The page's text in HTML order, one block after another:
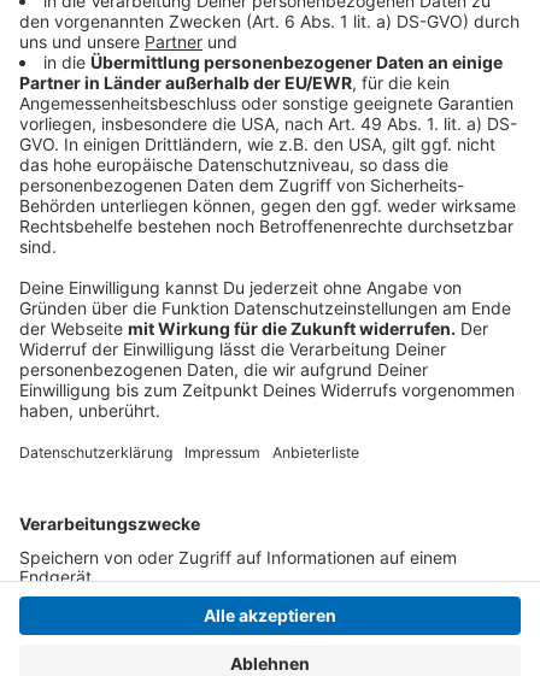
Das Wasser sollte man nur ablassen, wenn gar nichts
anderes mehr geht. Eine milchige Trübung bekommt
man ganz gut weg, indem man viel filtert, den Filter
regelmäßig reinigt und ein Flockungsmittel dazu gibt.
Dann werden aus den kleinen Dreck-Partikeln große
und die bleiben dann in der Filteranlage hängen. Hilft
das auch nicht, dann könnte eine Stoßchlorung die
Rettung sein: Einmal viel mehr Chlor ins Wasser geben
als sonst, und so werden dann auch die Mikro-
auch spezielle Pflegemittel.
Anzeige
Anzeige